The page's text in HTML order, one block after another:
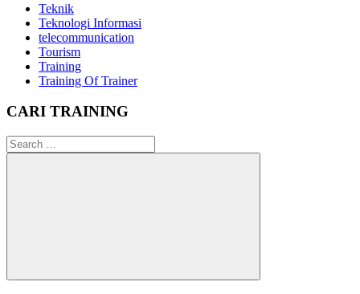
Teknik
Teknologi Informasi
telecommunication
Tourism
Training
Training Of Trainer
CARI TRAINING
Search
for:
Search